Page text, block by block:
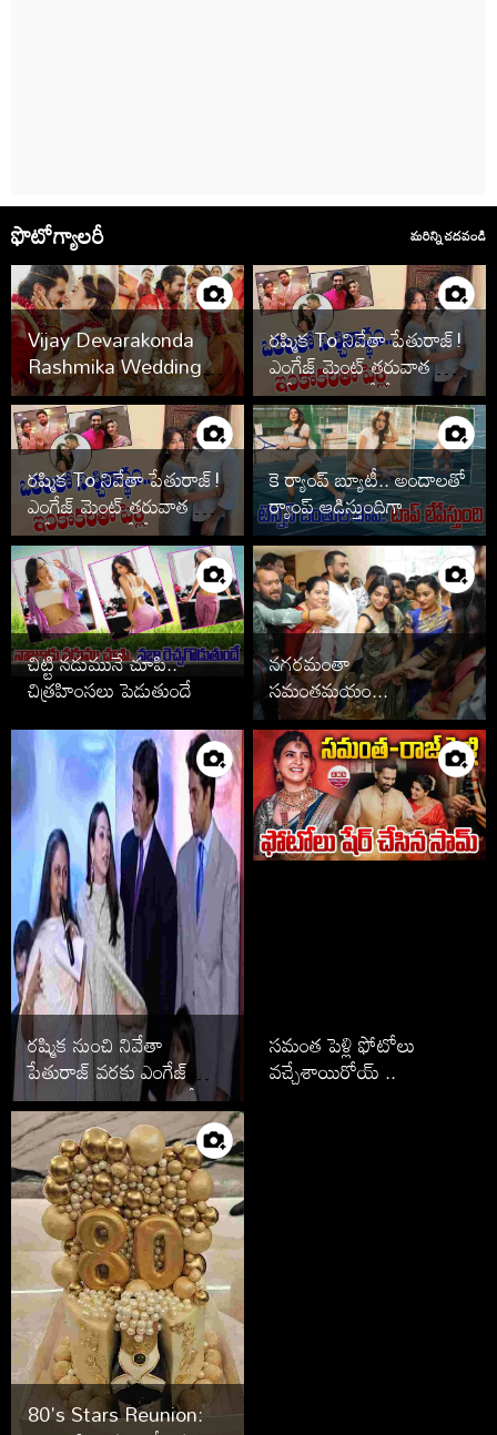
ఫొటోగ్యాలరీ మరిన్ని చదవండి
Vijay Devarakonda
Rashmika Wedding
Photos
రష్మిక To నివేతా పేతురాజ్!
ఎంగేజ్ మెంట్ తరువాత పెళ్లి
ఆపేసిన స్టార్స్ వీరే
రష్మిక To నివేతా పేతురాజ్!
ఎంగేజ్ మెంట్ తరువాత పెళ్లి
ఆపేసిన స్టార్స్ వీరే
కె ర్యాంప్ బ్యూటీ.. అందాలతో
ర్యాంప్ ఆడిస్తుందిగా
చిట్టి నడుమునే చూపి..
చిత్రహింసలు పెడుతుందే
నగరమంతా
సమంతమయం...
రష్మిక నుంచి నివేతా
పేతురాజ్ వరకు ఎంగేజ్
మెంట్ తరువాత పెళ్లి ఆపేసిన
స్టార్స్ వీరే
సమంత పెళ్లి ఫోటోలు
వచ్చేశాయిరోయ్ ..
80's Stars Reunion: